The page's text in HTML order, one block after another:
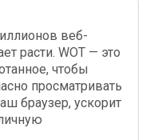
веб-
расти. WOT — это
чтобы
просматривать
браузер, ускорит